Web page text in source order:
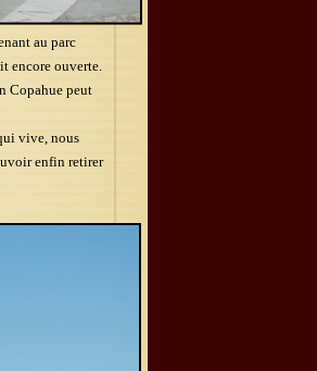
au parc
encore ouverte.
Copahue peut
vive, nous
enfin retirer